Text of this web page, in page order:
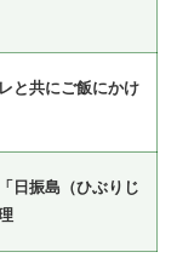
と共にご飯にかけ
日振島（ひぶりじ